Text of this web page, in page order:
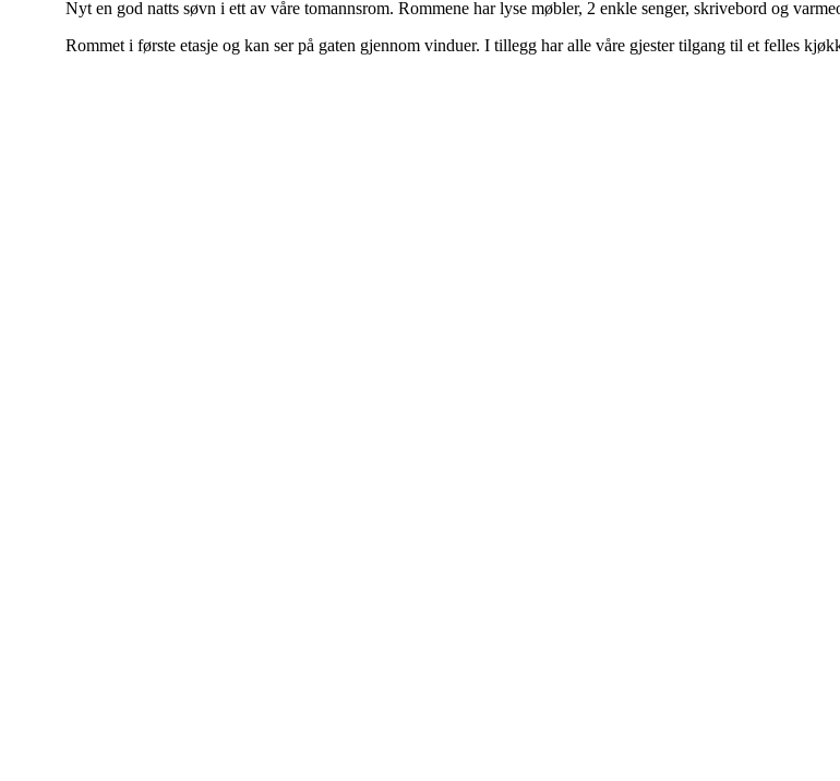
Nyt en god natts søvn i ett av våre tomannsrom. Rommene har lyse møbler, 2 enkle senger, skrivebord og
Rommet i første etasje og kan ser på gaten gjennom vinduer. I tillegg har alle våre gjester tilgang til et felles